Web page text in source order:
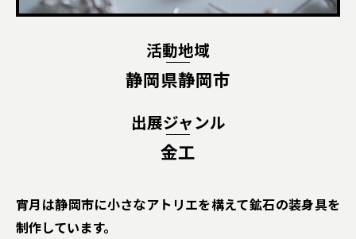
活動地域
静岡県静岡市
出展ジャンル
金工
宵月は静岡市に小さなアトリエを構えて鉱石の装身具を
制作しています。